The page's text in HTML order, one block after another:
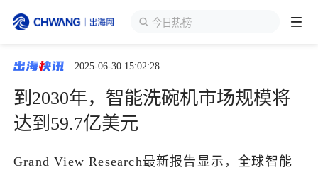
今日热榜
跨境展会
出海服务
出海资讯
2025-06-30 15:02:28
到2030年，智能洗碗机市场规模将
达到59.7亿美元
Grand View Research最新报告显示，全球智能